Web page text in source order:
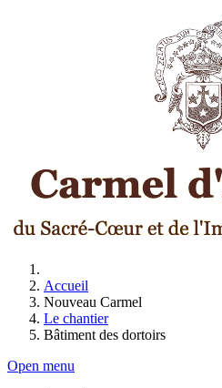
Accueil
Nouveau Carmel
Le chantier
Bâtiment des dortoirs
Open menu